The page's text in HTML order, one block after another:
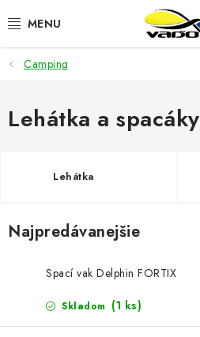
na
ŽIVÁ NÁSTRAHA
BIŽUTÉRIA
VLASCE
PLAVÁKY
DOPLNKY
Camping
Lehátka a spacáky
Lehátka
Najpredávanejšie
Spací vak Delphin FORTIX
Skladom (1 ks)